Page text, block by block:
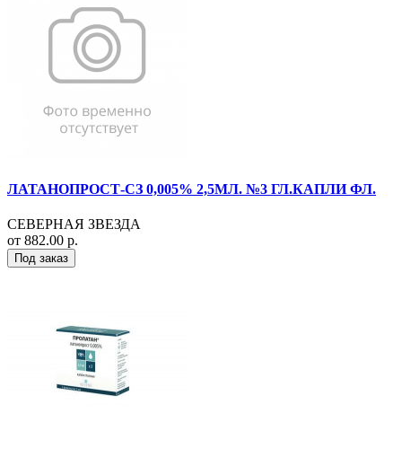
ЛАТАНОПРОСТ-СЗ 0,005% 2,5МЛ. №3 ГЛ.КАПЛИ ФЛ.
СЕВЕРНАЯ ЗВЕЗДА
от 882.00 р.
Под заказ